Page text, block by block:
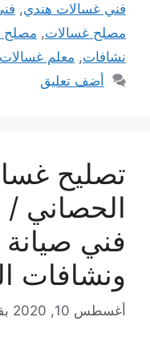
فني غسالات هندي,
مصلح غسالات, مصلح
نشافات, معلم
أضف تعليق
تصليح
فني
ونشافات
أغسطس 10, 2020